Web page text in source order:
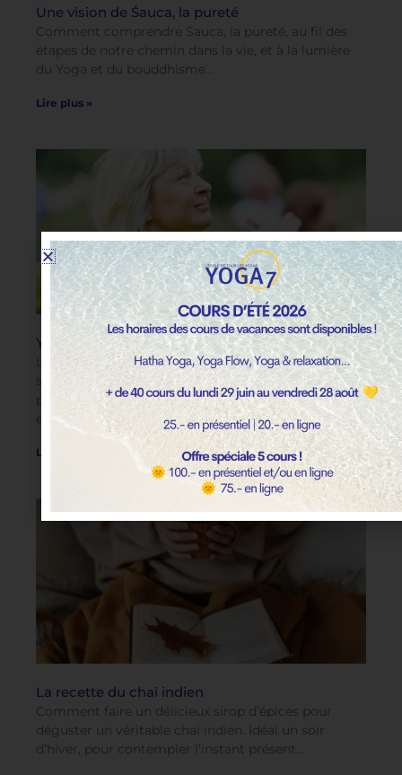
Une vision de Śauca, la pureté
Comment comprendre Śauca, la pureté, au fil des
étapes de notre chemin dans la vie, et à la lumière
du Yoga et du bouddhisme…
Lire plus »
Yoga et ostéoporose
L’ostéoporose, on en entend forcément parler,
surtout si, en tant que femmes, nous entrons en
phase de post-ménopause. Mais qu’est-ce que c’est
exactement, et le Yoga peut-il nous aider ?
Lire plus »
La recette du chaï indien
Comment faire un délicieux sirop d’épices pour
déguster un véritable chaï indien. Idéal un soir
d’hiver, pour contempler l’instant présent…